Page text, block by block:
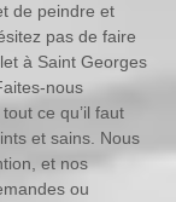
de peindre et
pas de faire
à Saint Georges
nous
ce qu’il faut
et sains. Nous
et nos
ou